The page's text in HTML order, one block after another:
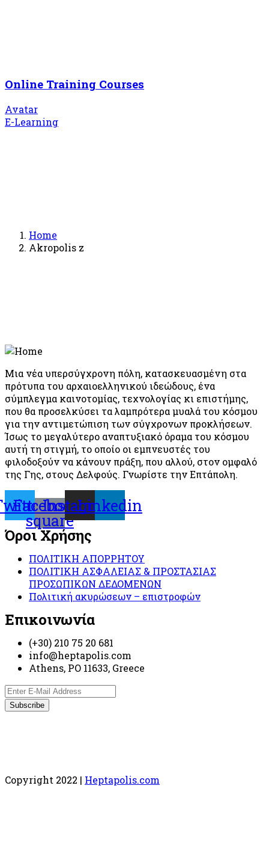
Online Training Courses
Avatar
E-Learning
Home
Akropolis z
Μια νέα υπερσύγχρονη πόλη, κατασκευασμένη στα
πρότυπα του αρχαιοελληνικού ιδεώδους, ένα
σύμπλεγμα καινοτομίας, τεχνολογίας κι επιστήμης,
που θα προσελκύσει τα λαμπρότερα μυαλά του κόσμου
για την αντιμετώπιση των σύγχρονων προκλήσεων.
Ίσως το μεγαλύτερο αναπτυξιακό όραμα του κόσμου
αυτή τη στιγμή, το οποίο οι εμπνευστές του
φιλοδοξούν να κάνουν πράξη, που αλλού, στον ομφαλό
της Γης, στους Δελφούς. Γνωρίστε την Επτάπολη.
Facebook-
square
Instagram
Linkedin
Όροι Χρήσης
ΠΟΛΙΤΙΚΗ ΑΠΟΡΡΗΤΟΥ
ΠΟΛΙΤΙΚΗ ΑΣΦΑΛΕΙΑΣ & ΠΡΟΣΤΑΣΙΑΣ
ΠΡΟΣΩΠΙΚΩΝ ΔΕΔΟΜΕΝΩΝ
Πολιτική ακυρώσεων – επιστροφών
Επικοινωνία
(+30) 210 75 20 681
info@heptapolis.com
Athens, PO 11633, Greece
Copyright 2022 | Heptapolis.com